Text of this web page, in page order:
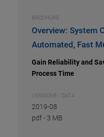
BROCHURE
Overview: System
Automated, Fast
Gain Reliability and
Process Time
VERSIONE / DATA
2019-08
pdf- 3 MB